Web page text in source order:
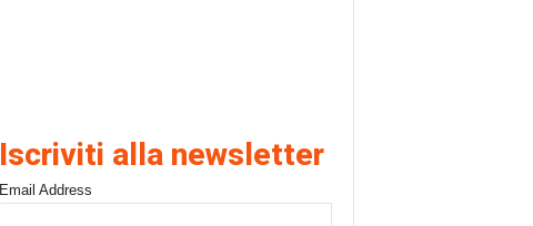
Iscriviti alla newsletter
Email Address